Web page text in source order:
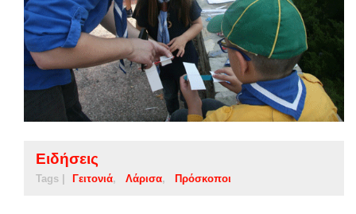
Ειδήσεις
Tags | Γειτονιά Λάρισα Πρόσκοποι